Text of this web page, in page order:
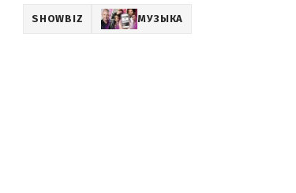
SHOWBIZ МУЗЫКА